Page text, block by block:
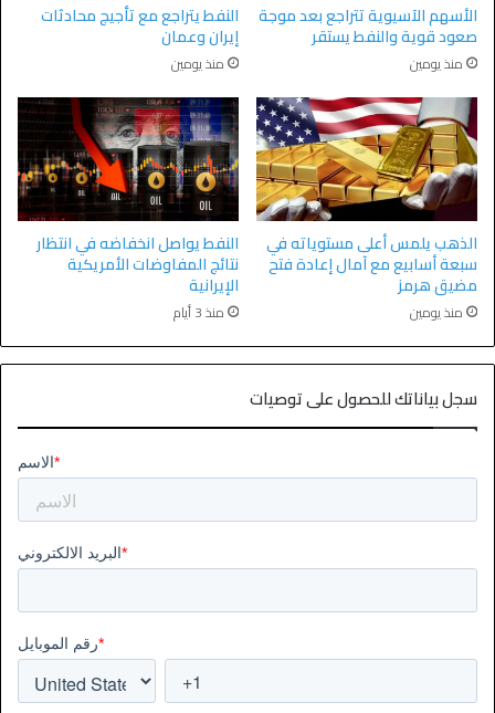
الأسهم الآسيوية تتراجع بعد موجة
صعود قوية والنفط يستقر
منذ يومين
النفط يتراجع مع تأجيج محادثات
إيران وعمان
منذ يومين
الذهب يلمس أعلى مستوياته في
سبعة أسابيع مع آمال إعادة فتح
مضيق هرمز
منذ يومين
النفط يواصل انخفاضه في انتظار
نتائج المفاوضات الأمريكية
الإيرانية
منذ 3 أيام
سجل بياناتك للحصول على توصيات